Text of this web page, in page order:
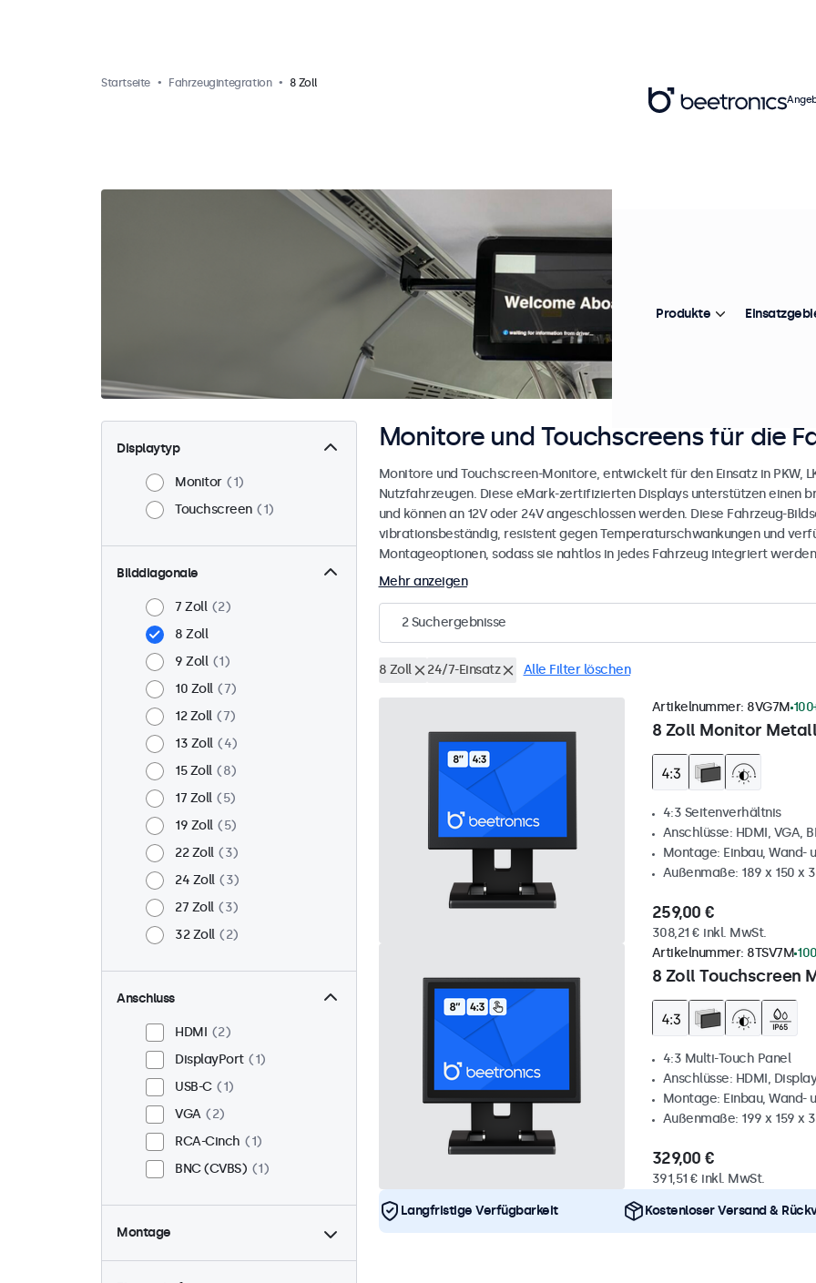
Startseite Fahrzeugintegration 8 Zoll
Displaytyp
Monitor
1
Touchscreen
1
Bilddiagonale
7 Zoll
2
8 Zoll
9 Zoll
1
10 Zoll
7
12 Zoll
7
13 Zoll
4
15 Zoll
8
17 Zoll
5
19 Zoll
5
22 Zoll
3
24 Zoll
3
27 Zoll
3
32 Zoll
2
Anschluss
HDMI
2
DisplayPort
1
USB-C
1
VGA
2
RCA-Cinch
1
BNC (CVBS)
1
Montage
Tisch
2
Monitore und Touchscreens für die
Monitore und Touchscreen-Monitore, entwickelt für den Einsatz in PKW,
Nutzfahrzeugen. Diese eMark-zertifizierten Displays unterstützen einen
und können an 12V oder 24V angeschlossen werden. Diese Fahrzeug-
vibrationsbeständig, resistent gegen Temperaturschwankungen und
Montageoptionen, sodass sie nahtlos in jedes Fahrzeug integriert
Mehr anzeigen
2Suchergebnisse
8 Zoll 24/7-Einsatz Alle Filter löschen
8 Zoll Monitor
Artikelnummer: 8VG7M
4:3 Seitenverhältnis
Anschlüsse: HDMI, VGA,
Montage: Einbau, Wand-
Außenmaße: 189 x 150 x
259,00 €
308,21 € inkl. MwSt.
8 Zoll Touchscreen
Artikelnummer: 8TSV7M
4:3 Multi-Touch Panel
Anschlüsse: HDMI,
Montage: Einbau, Wand-
Außenmaße: 199 x 159 x
329,00 €
391,51 € inkl. MwSt.
Langfristige Verfügbarkeit Kostenloser Versand &
Produkte